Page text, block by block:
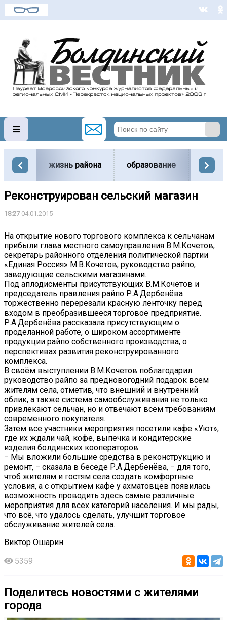
жизнь района образование
Реконструирован сельский магазин
18:2704.01.2015
На открытие нового торгового комплекса к сельчанам
прибыли глава местного самоуправления В.М.Кочетов,
секретарь районного отделения политической партии
«Единая Россия» М.В.Кочетов, руководство райпо,
заведующие сельскими магазинами.
Под аплодисменты присутствующих В.М.Кочетов и
председатель правления райпо Р.А.Дербенёва
торжественно перерезали красную ленточку перед
входом в преобразившееся торговое предприятие.
Р.А.Дербенёва рассказала присутствующим о
проделанной работе, о широком ассортименте
продукции райпо собственного производства, о
перспективах развития реконструированного
комплекса.
В своём выступлении В.М.Кочетов поблагодарил
руководство райпо за предновогодний подарок всем
жителям села, отметив, что внешний и внутренний
облик, а также система самообслуживания не только
привлекают сельчан, но и отвечают всем требованиям
современного покупателя.
Затем все участники мероприятия посетили кафе «Уют»,
где их ждали чай, кофе, выпечка и кондитерские
изделия болдинских кооператоров.
− Мы вложили большие средства в реконструкцию и
ремонт, − сказала в беседе Р.А.Дербенёва, − для того,
чтоб жителям и гостям села создать комфортные
условия, а с открытием кафе у ахматовцев появилась
возможность проводить здесь самые различные
мероприятия для всех категорий населения. И мы рады,
что всё, что удалось сделать, улучшит торговое
обслуживание жителей села.
Виктор Ошарин
5359
Поделитесь новостями с жителями
города